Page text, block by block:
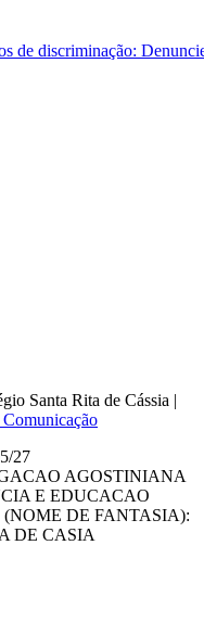
de discriminação:
Santa Rita de Cássia |
27
AGOSTINIANA
E EDUCACAO
DE FANTASIA):
DE CASIA